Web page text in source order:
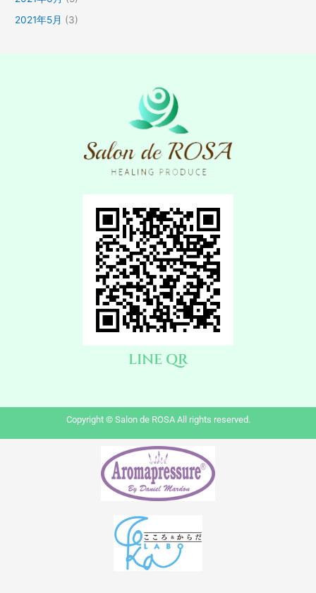
2021年5月 (3)
LINE QR
Copyright © Salon de ROSA All rights reserved.